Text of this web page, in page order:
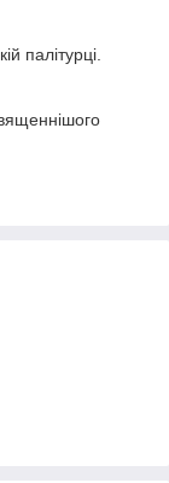
палітурці.